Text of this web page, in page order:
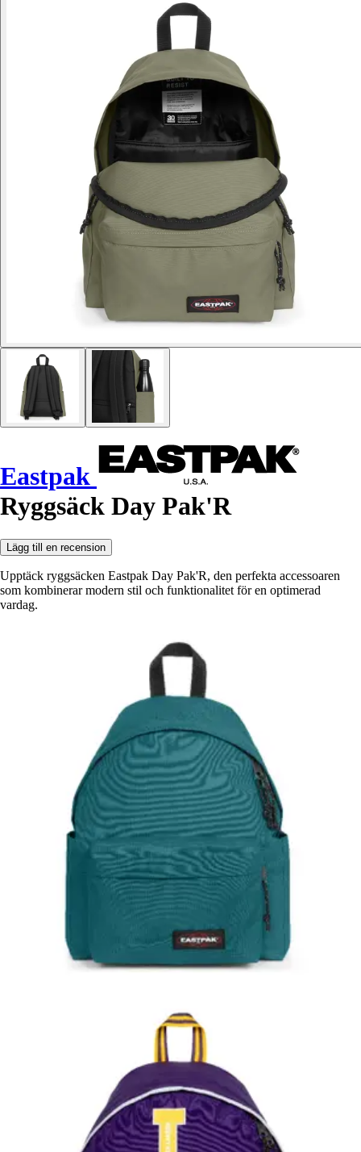
Eastpak
Ryggsäck Day Pak'R
Lägg till en recension
Upptäck ryggsäcken Eastpak Day Pak'R, den perfekta accessoaren
som kombinerar modern stil och funktionalitet för en optimerad
vardag.